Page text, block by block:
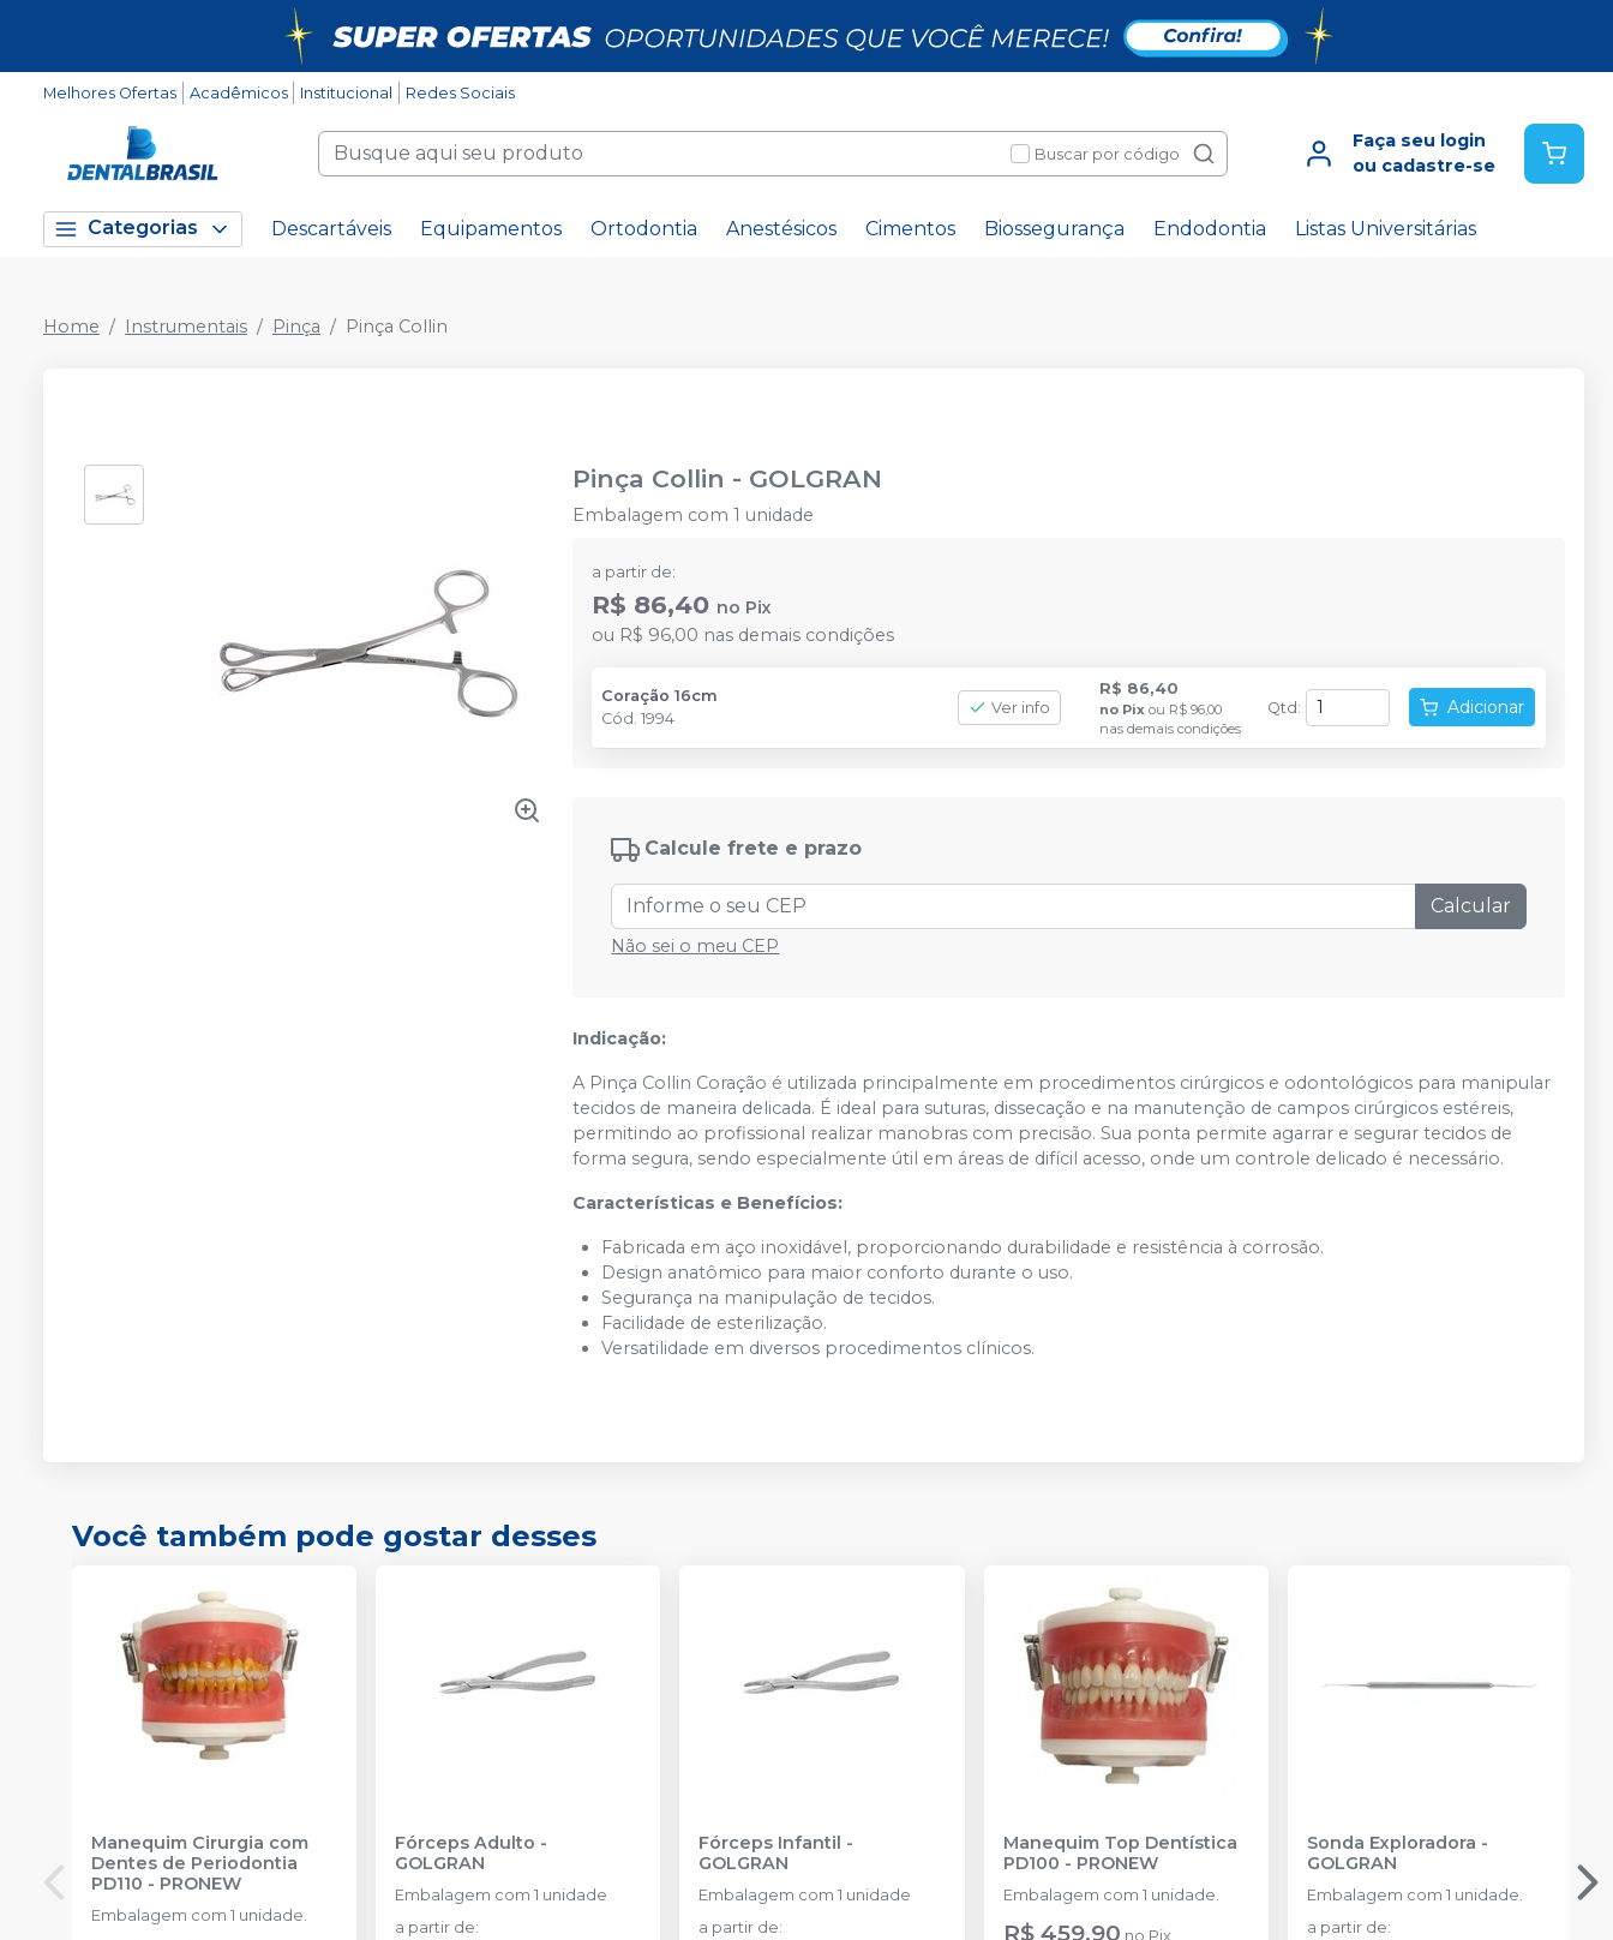
Melhores Ofertas Acadêmicos Institucional Redes Sociais
Buscar por código
Faça seu login
ou cadastre-se
Categorias Descartáveis Equipamentos Ortodontia Anestésicos Cimentos Biossegurança Endodontia Listas Universitárias
Home Instrumentais Pinça Pinça Collin
Pinça Collin - GOLGRAN
Embalagem com 1 unidade
a partir de:
R$ 86,40 no Pix
ou R$ 96,00 nas demais condições
Coração 16cm
Cód.1994
Ver info
R$ 86,40
no Pix ou R$ 96,00
nas demais condições
Qtd : Adicionar
Calcule frete e prazo
Calcular
Não sei o meu CEP
Indicação:
A Pinça Collin Coração é utilizada principalmente em procedimentos cirúrgicos e odontológicos para manipular
tecidos de maneira delicada. É ideal para suturas, dissecação e na manutenção de campos cirúrgicos estéreis,
permitindo ao profissional realizar manobras com precisão. Sua ponta permite agarrar e segurar tecidos de
forma segura, sendo especialmente útil em áreas de difícil acesso, onde um controle delicado é necessário.
Características e Benefícios:
Fabricada em aço inoxidável, proporcionando durabilidade e resistência à corrosão.
Design anatômico para maior conforto durante o uso.
Segurança na manipulação de tecidos.
Facilidade de esterilização.
Versatilidade em diversos procedimentos clínicos.
Você também pode gostar desses
Manequim Cirurgia com
Dentes de Periodontia
PD110 - PRONEW
Embalagem com 1 unidade.
Fórceps Adulto -
GOLGRAN
Embalagem com 1 unidade
a partir de:
Fórceps Infantil -
GOLGRAN
Embalagem com 1 unidade
a partir de:
Manequim Top Dentística
PD100 - PRONEW
Embalagem com 1 unidade.
R$ 459,90 no Pix
Sonda Exploradora -
GOLGRAN
Embalagem com 1 unidade.
a partir de: